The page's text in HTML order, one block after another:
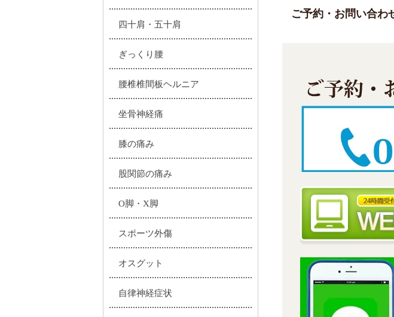
ご予約・お問い合わ
四十肩・五十肩
ぎっくり腰
腰椎椎間板ヘルニア
坐骨神経痛
膝の痛み
股関節の痛み
O脚・X脚
スポーツ外傷
オスグット
自律神経症状